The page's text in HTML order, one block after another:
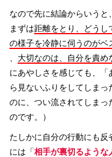
なので先に結論からいうと、
まずは距離をとり、どうし
の様子を冷静に伺うのがベ
、 大切なのは、自分を責め
にあやしさを感じても、
ら見ないふりをしてしま
のに、つい流されてしまっ
のです。）
たしかに自分の行動にも
には「相手が裏切るような